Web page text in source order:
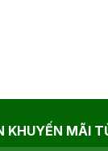
KHUYẾN MÃI